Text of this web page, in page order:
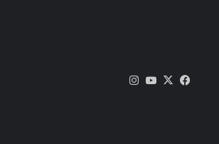
فيسبوك
‫X
‫YouTube